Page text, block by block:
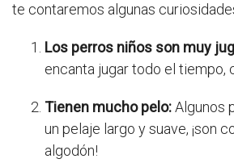
te contaremos algunas
Los perros niños son muy
encanta jugar todo el tiempo,
Tienen mucho pelo:Algunos
un pelaje largo y suave, ¡son
algodón!